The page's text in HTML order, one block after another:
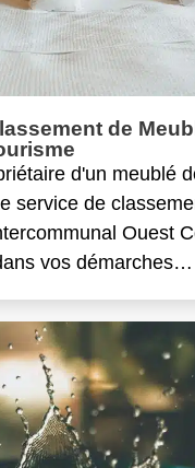
de
d'un meublé
service de
Ouest
vos démarches…